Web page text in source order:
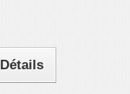
Détails